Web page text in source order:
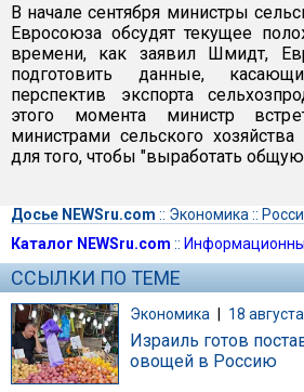
В начале сентября министры
Евросоюза обсудят текущее
времени, как заявил Шмидт,
подготовить данные,
перспектив экспорта
этого момента министр
министрами сельского
для того, чтобы "выработать общую
Досье NEWSru.com :: Экономика ::
Каталог NEWSru.com ::
ССЫЛКИ ПО ТЕМЕ
Экономика | 18
Израиль готов
овощей в Россию